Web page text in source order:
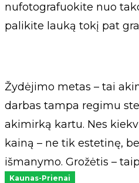
nufotografuokite nuo
palikite lauką tokį pat
Žydėjimo metas – tai
darbas tampa regimu
akimirką kartu. Nes
kainą – ne tik estetinę,
išmanymo. Grožėtis –
Kaunas-Prienai